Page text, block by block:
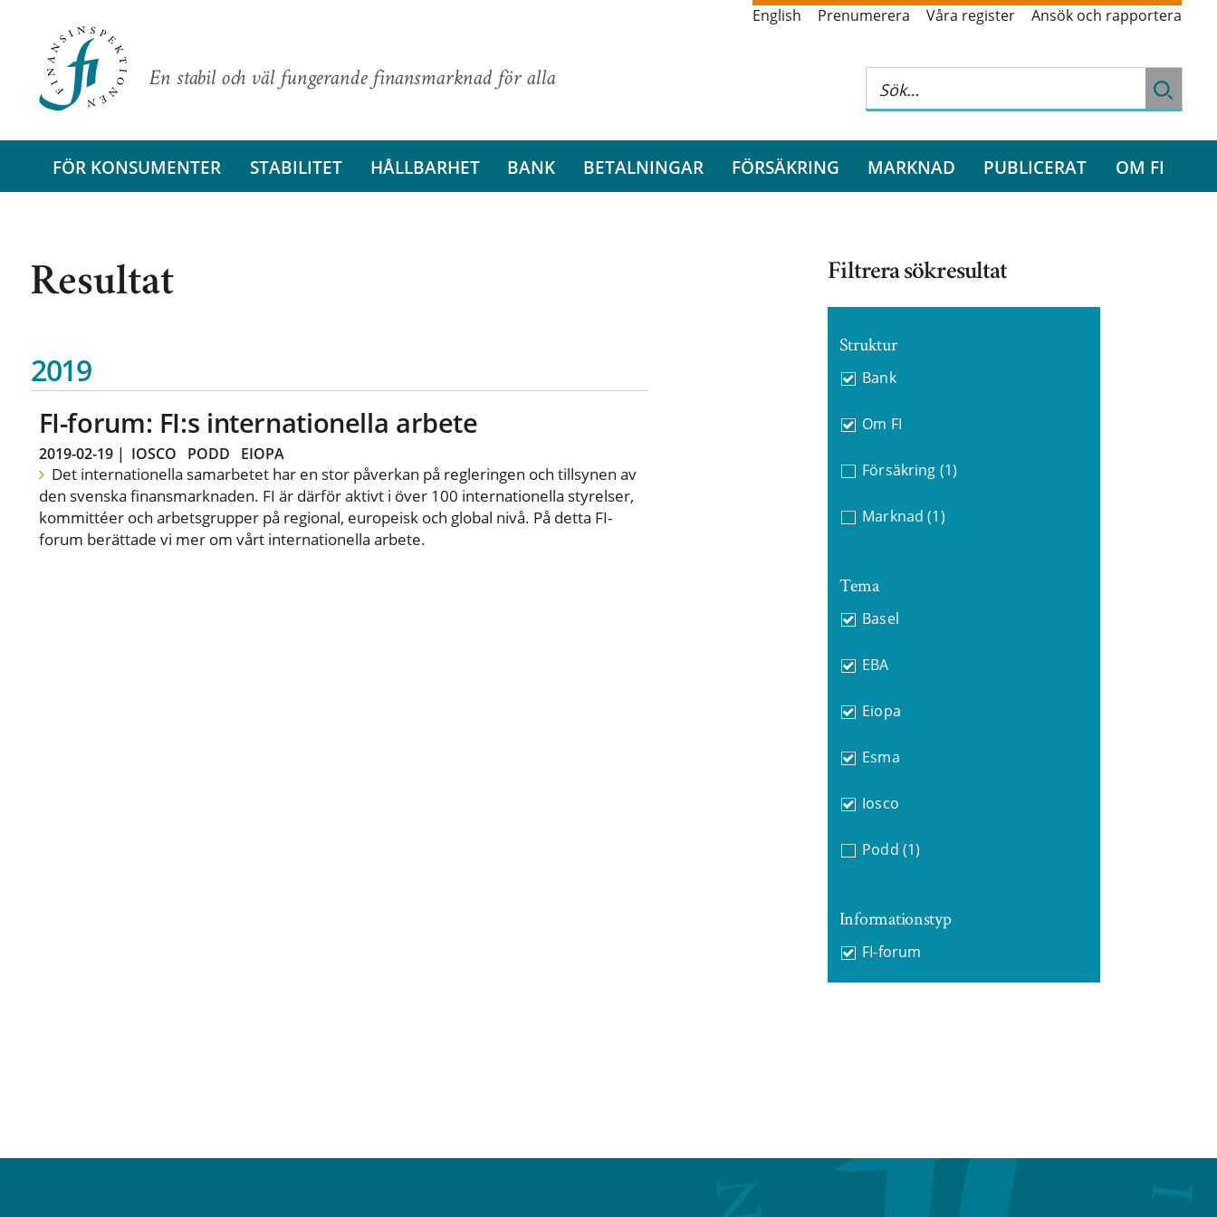
En stabil och väl fungerande finansmarknad för alla
English Prenumerera Våra register Ansök och rapportera
FÖR KONSUMENTER STABILITET HÅLLBARHET BANK BETALNINGAR FÖRSÄKRING MARKNAD PUBLICERAT OM FI
Resultat
2019
FI-forum: FI:s internationella arbete
2019-02-19| IOSCO PODD EIOPA
Det internationella samarbetet har en stor påverkan på regleringen och tillsynen av
den svenska finansmarknaden. FI är därför aktivt i över 100 internationella styrelser,
kommittéer och arbetsgrupper på regional, europeisk och global nivå. På detta FI-
forum berättade vi mer om vårt internationella arbete.
Filtrera sökresultat
Struktur
Bank
Om FI
Försäkring (1)
Marknad (1)
Tema
Basel
EBA
Eiopa
Esma
Iosco
Podd (1)
Informationstyp
FI-forum